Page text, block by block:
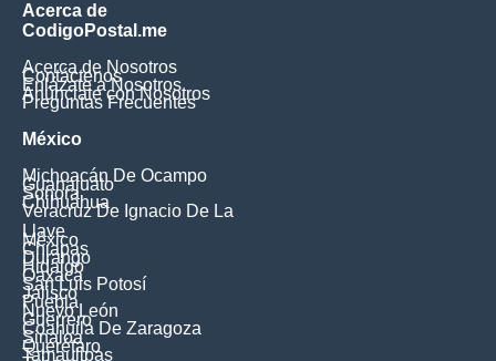
Acerca de
CodigoPostal.me
Acerca de Nosotros
Contáctenos
Enlázate a Nosotros
Anúnciate con Nosotros
Preguntas Frecuentes
México
Michoacán De Ocampo
Guanajuato
Sonora
Chihuahua
Veracruz De Ignacio De La
Llave
México
Chiapas
Durango
Hidalgo
Oaxaca
San Luis Potosí
Jalisco
Puebla
Nuevo León
Guerrero
Coahuila De Zaragoza
Sinaloa
Querétaro
Tamaulipas